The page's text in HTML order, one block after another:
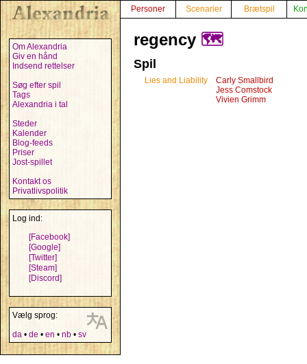
Om Alexandria
Giv en hånd
Indsend rettelser
Søg efter spil
Tags
Alexandria i tal
Steder
Kalender
Blog-feeds
Priser
Jost-spillet
Kontakt os
Privatlivspolitik
Log ind:
[Facebook]
[Google]
[Twitter]
[Steam]
[Discord]
Vælg sprog:
da • de • en • nb • sv
Personer Scenarier Brætspil
regency 🗺️
Spil
Lies and Liability
Carly Smallbird
Jess Comstock
Vivien Grimm